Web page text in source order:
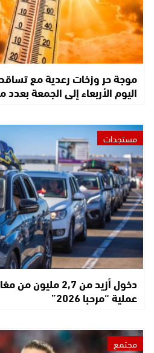
موجة حر وزخات رعدية مع
اليوم الأربعاء إلى الجمعة
مستجدات
دخول أزيد من 2,7
عملية “مرحبا 2026”
مجتمع